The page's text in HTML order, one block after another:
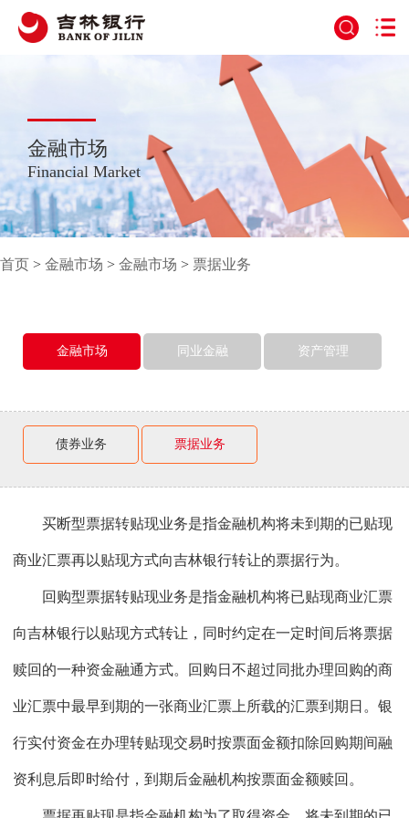
金融市场
Financial Market
首页 > 金融市场 > 金融市场 > 票据业务
金融市场 同业金融 资产管理
债券业务 票据业务
买断型票据转贴现业务是指金融机构将未到期的已贴现
商业汇票再以贴现方式向吉林银行转让的票据行为。
回购型票据转贴现业务是指金融机构将已贴现商业汇票
向吉林银行以贴现方式转让，同时约定在一定时间后将票据
赎回的一种资金融通方式。回购日不超过同批办理回购的商
业汇票中最早到期的一张商业汇票上所载的汇票到期日。银
行实付资金在办理转贴现交易时按票面金额扣除回购期间融
资利息后即时给付，到期后金融机构按票面金额赎回。